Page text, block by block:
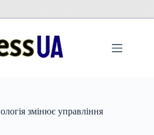
змінює управління